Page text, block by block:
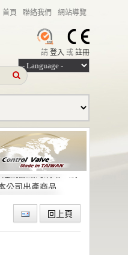
首頁 聯絡我們 網站導覽
請登入 或註冊
用之聲明
銷據點的網站、網
公司出產商品
業邁向綠色轉型與
回上頁